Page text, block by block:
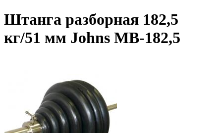
Штанга разборная 182,5
кг/51 мм Jоhns MB-182,5